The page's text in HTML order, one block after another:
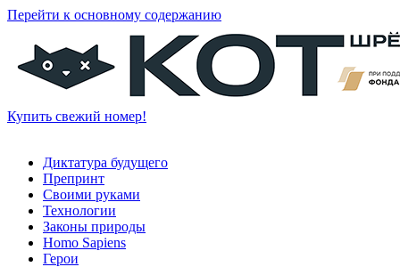
Перейти к основному содержанию
Купить свежий номер!
Диктатура будущего
Препринт
Своими руками
Технологии
Законы природы
Homo Sapiens
Герои